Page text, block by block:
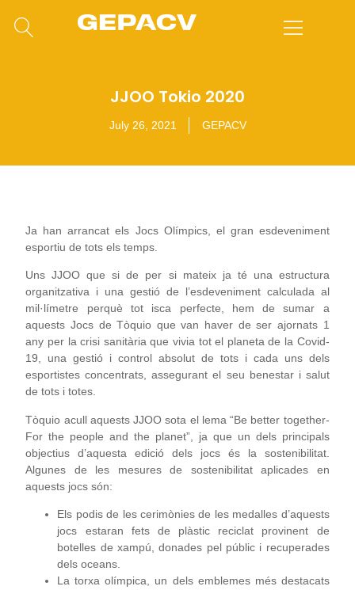
JJOO Tokio 2020
July 26, 2021 GEPACV
Ja han arrancat els Jocs Olímpics, el gran esdeveniment
esportiu de tots els temps.
Uns JJOO que si de per si mateix ja té una estructura
organitzativa i una gestió de l’esdeveniment calculada al
mil·límetre perquè tot isca perfecte, hem de sumar a
aquests Jocs de Tòquio que van haver de ser ajornats 1
any per la crisi sanitària que vivia tot el planeta de la Covid-
19, una gestió i control absolut de tots i cada uns dels
esportistes concentrats, assegurant el seu benestar i salut
de tots i totes.
Tòquio acull aquests JJOO sota el lema “Be better together-
For the people and the planet”, ja que un dels principals
objectius d’aquesta edició dels jocs és la sostenibilitat.
Algunes de les mesures de sostenibilitat aplicades en
aquests jocs són:
Els podis de les cerimònies de les medalles d’aquests
jocs estaran fets de plàstic reciclat provinent de
botelles de xampú, donades pel públic i recuperades
dels oceans.
La torxa olímpica, un dels emblemes més destacats